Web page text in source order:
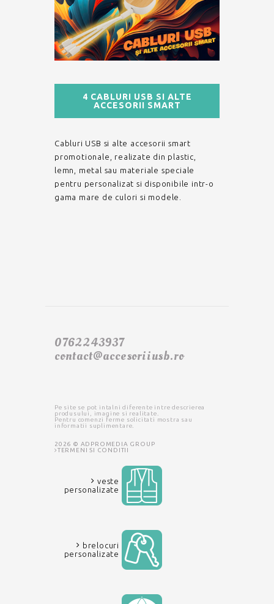
4 CABLURI USB SI ALTE
ACCESORII SMART
Cabluri USB si alte accesorii smart
promotionale, realizate din plastic,
lemn, metal sau materiale speciale
pentru personalizat si disponibile intr-o
gama mare de culori si modele.
0762243937
contact@accesoriiusb.ro
Pe site se pot intalni diferente intre descrierea
produsului, imagine si realitate.
Pentru comenzi ferme solicitati mostra sau
informatii suplimentare.
2026 © ADPROMEDIA GROUP
TERMENI SI CONDITII
veste
personalizate
brelocuri
personalizate